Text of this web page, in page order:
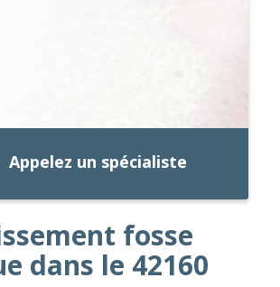
Appelez un spécialiste
fosse
dans le 42160